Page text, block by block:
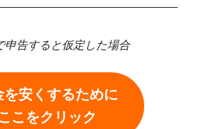
告すると仮定した場合
を安くするために
こをクリック